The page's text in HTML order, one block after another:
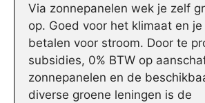
Via zonnepanelen wek je zelf
op. Goed voor het klimaat en
betalen voor stroom. Door te
subsidies, 0% BTW op
zonnepanelen en de
diverse groene leningen is de